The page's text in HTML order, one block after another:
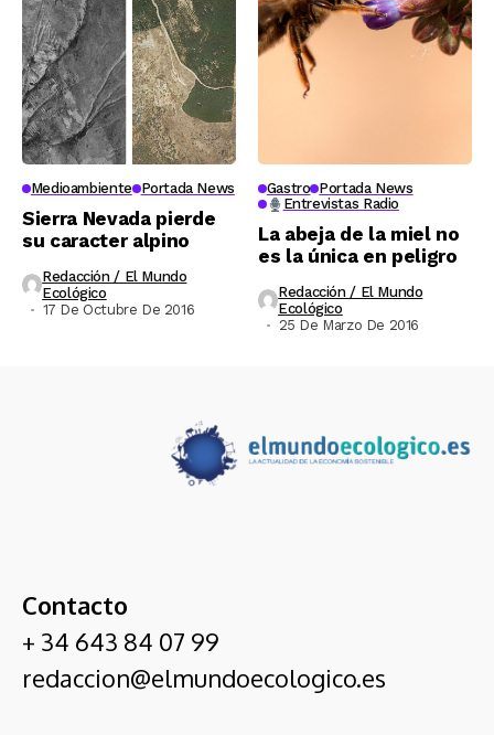
Medioambiente Portada News
Sierra Nevada pierde
su caracter alpino
Redacción / El Mundo
Ecológico
17 De Octubre De 2016
Gastro Portada News
Entrevistas Radio
La abeja de la miel no
es la única en peligro
Redacción / El Mundo
Ecológico
25 De Marzo De 2016
Contacto
+ 34 643 84 07 99
redaccion@elmundoecologico.es